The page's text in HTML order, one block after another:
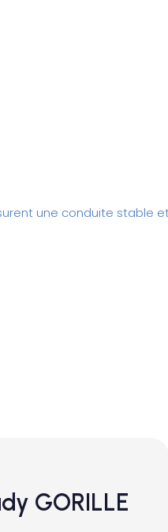
une conduite stable
GORILLE